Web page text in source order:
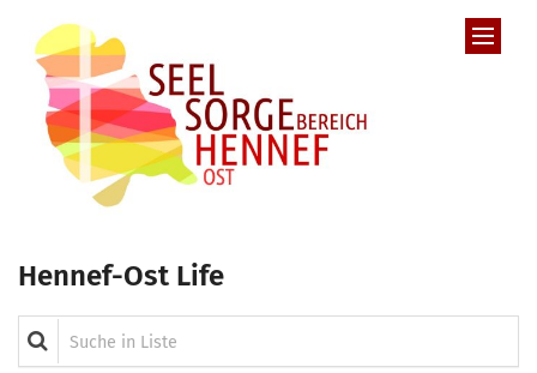
Hennef-Ost Life
Suche in Liste